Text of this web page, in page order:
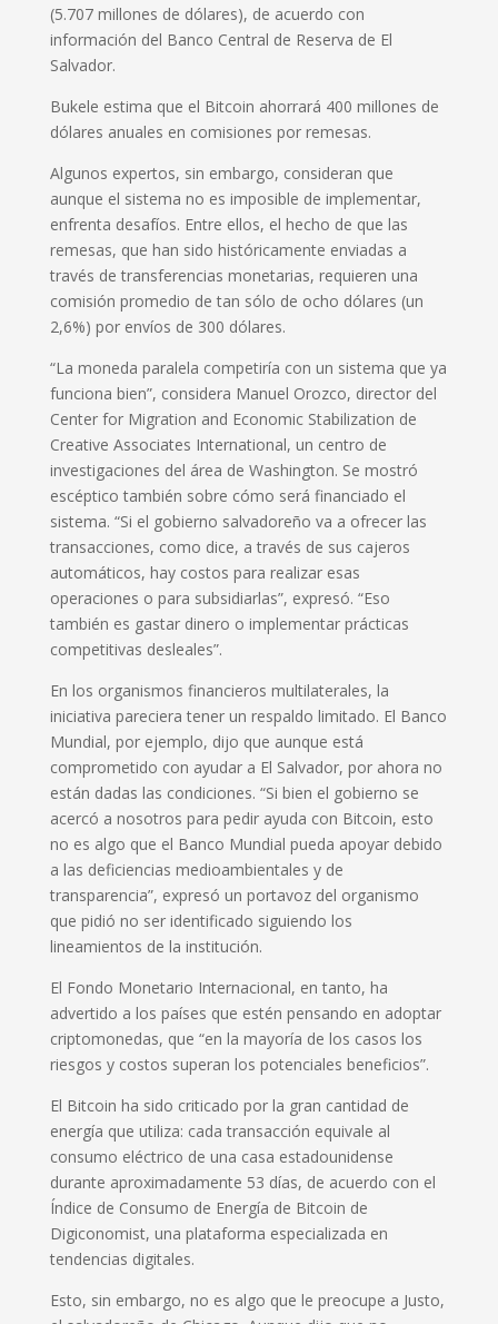
(5.707 millones de dólares), de acuerdo con
información del Banco Central de Reserva de El
Salvador.
Bukele estima que el Bitcoin ahorrará 400 millones de
dólares anuales en comisiones por remesas.
Algunos expertos, sin embargo, consideran que
aunque el sistema no es imposible de implementar,
enfrenta desafíos. Entre ellos, el hecho de que las
remesas, que han sido históricamente enviadas a
través de transferencias monetarias, requieren una
comisión promedio de tan sólo de ocho dólares (un
2,6%) por envíos de 300 dólares.
“La moneda paralela competiría con un sistema que ya
funciona bien”, considera Manuel Orozco, director del
Center for Migration and Economic Stabilization de
Creative Associates International, un centro de
investigaciones del área de Washington. Se mostró
escéptico también sobre cómo será financiado el
sistema. “Si el gobierno salvadoreño va a ofrecer las
transacciones, como dice, a través de sus cajeros
automáticos, hay costos para realizar esas
operaciones o para subsidiarlas”, expresó. “Eso
también es gastar dinero o implementar prácticas
competitivas desleales”.
En los organismos financieros multilaterales, la
iniciativa pareciera tener un respaldo limitado. El Banco
Mundial, por ejemplo, dijo que aunque está
comprometido con ayudar a El Salvador, por ahora no
están dadas las condiciones. “Si bien el gobierno se
acercó a nosotros para pedir ayuda con Bitcoin, esto
no es algo que el Banco Mundial pueda apoyar debido
a las deficiencias medioambientales y de
transparencia”, expresó un portavoz del organismo
que pidió no ser identificado siguiendo los
lineamientos de la institución.
El Fondo Monetario Internacional, en tanto, ha
advertido a los países que estén pensando en adoptar
criptomonedas, que “en la mayoría de los casos los
riesgos y costos superan los potenciales beneficios”.
El Bitcoin ha sido criticado por la gran cantidad de
energía que utiliza: cada transacción equivale al
consumo eléctrico de una casa estadounidense
durante aproximadamente 53 días, de acuerdo con el
Índice de Consumo de Energía de Bitcoin de
Digiconomist, una plataforma especializada en
tendencias digitales.
Esto, sin embargo, no es algo que le preocupe a Justo,